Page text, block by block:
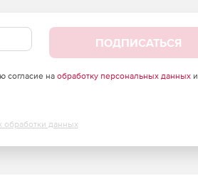
ПОДПИСАТЬСЯ
согласие на обработку персональных данныхи
обработки данных